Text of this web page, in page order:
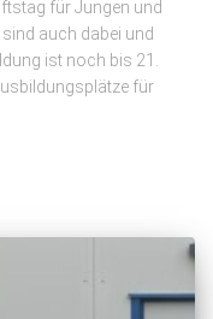
für Jungen und
auch dabei und
ist noch bis 21.
für